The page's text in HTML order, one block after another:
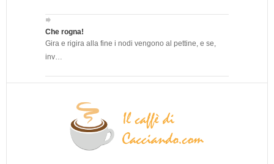
Che rogna!
Gira e rigira alla fine i nodi vengono al pettine, e se,
inv…